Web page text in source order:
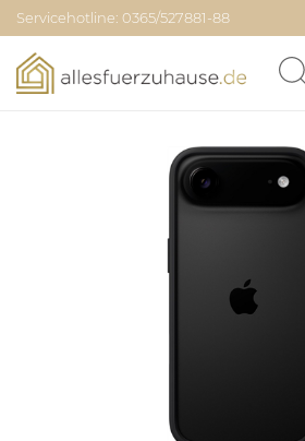
Servicehotline: 0365/527881-88